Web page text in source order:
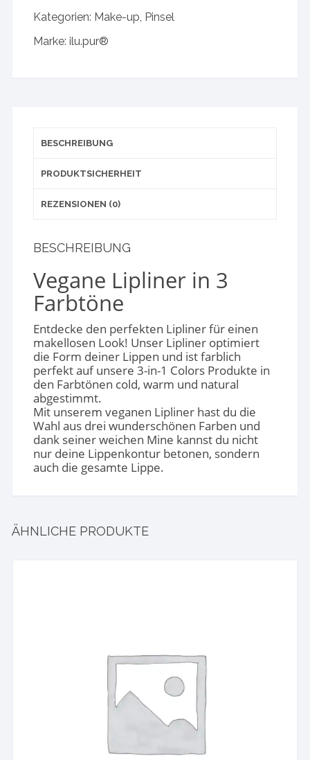
Kategorien: Make-up Pinsel
Marke:ilu.pur®
BESCHREIBUNG
PRODUKTSICHERHEIT
REZENSIONEN (0)
BESCHREIBUNG
Vegane Lipliner in 3
Farbtöne
Entdecke den perfekten Lipliner für einen
makellosen Look! Unser Lipliner optimiert
die Form deiner Lippen und ist farblich
perfekt auf unsere 3-in-1 Colors Produkte in
den Farbtönen cold, warm und natural
abgestimmt.
Mit unserem veganen Lipliner hast du die
Wahl aus drei wunderschönen Farben und
dank seiner weichen Mine kannst du nicht
nur deine Lippenkontur betonen, sondern
auch die gesamte Lippe.
ÄHNLICHE PRODUKTE